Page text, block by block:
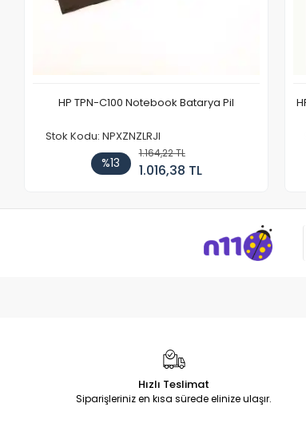
HP TPN-C100 Notebook Batarya Pil
Stok Kodu: NPXZNZLRJI
%13
1.164,22 TL
1.016,38 TL
Hızlı Teslimat
Siparişleriniz en kısa sürede elinize ulaşır.